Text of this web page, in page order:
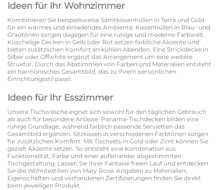
Ideen für Ihr Wohnzimmer
Kombinieren Sie beispielsweise Samtkissenhüllen in Terra und Gold
für ein warmes und einladendes Ambiente. Kissenhüllen in Blau- und
Grautönen sorgen dagegen für eine ruhige und moderne Farbwelt.
Kuschelige Decken in Gelb oder Rot setzen farbliche Akzente und
bieten zusätzlichen Komfort an kühlen Abenden. Eine Strickdecke in
Silber oder Offwhite ergänzt das Arrangement um eine weitere
Struktur. Durch das Abstimmen von Farben und Materialien entsteht
ein harmonisches Gesamtbild, das zu Ihrem persönlichen
Einrichtungsstil passt.
Ideen für Ihr Esszimmer
Unsere Tischwäsche eignet sich sowohl für den täglichen Gebrauch
als auch für besondere Anlässe. Panama-Tischdecken bilden eine
ruhige Grundlage, während farblich passende Servietten das
Gesamtbild ergänzen. Sitzkissen in verschiedenen Farbtönen sorgen
für zusätzlichen Komfort. Mit Tischsets in Gold oder Zimt können Sie
gezielt Akzente setzen. So entsteht eine Kombination aus
Funktionalität, Farbe und einer aufeinander abgestimmten
Tischgestaltung. Lassen Sie Ihrer Fantasie freien Lauf und entdecken
Sie die Wohntextilien von Mary Rose. Angaben zu Materialien,
Eigenschaften und vorhandenen Zertifizierungen finden Sie direkt
beim jeweiligen Produkt.